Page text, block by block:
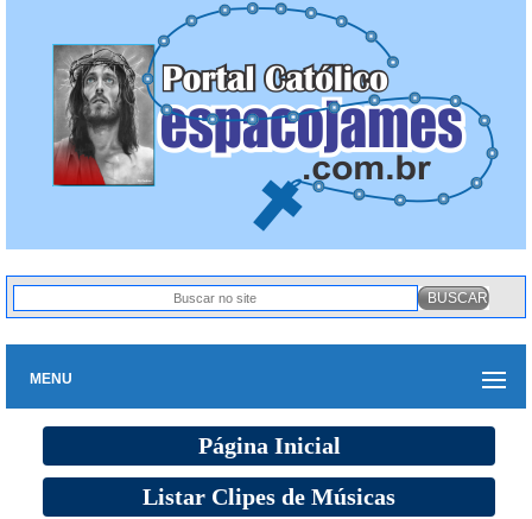
MENU
Página Inicial
Listar Clipes de Músicas